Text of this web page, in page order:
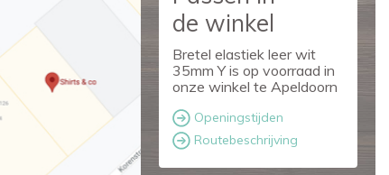
de winkel
Bretel elastiek leer wit
35mm Y is op voorraad in
onze winkel te Apeldoorn
Openingstijden
Routebeschrijving